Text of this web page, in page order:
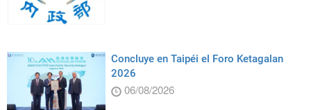
Concluye en Taipéi el Foro Ketagalan
2026
06/08/2026